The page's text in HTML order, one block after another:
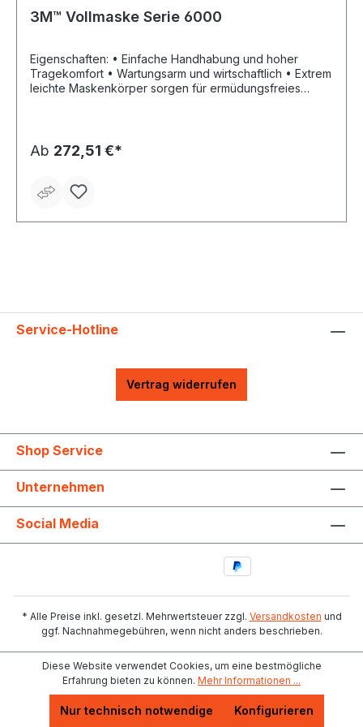
3M™ Vollmaske Serie 6000
Eigenschaften: • Einfache Handhabung und hoher
Tragekomfort • Wartungsarm und wirtschaftlich • Extrem
leichte Maskenkörper sorgen für ermüdungsfreies
Gewichtsverteilung • Breites Filtersortiment für vielfältige
Einsatzbereiche • Kompatibel – damit Sie flexibel
Vollmaske Silikon mit Sichtscheibe und Bändern, ohne
Ab 272,51 €*
Service-Hotline
Vertrag widerrufen
Shop Service
Unternehmen
Social Media
* Alle Preise inkl. gesetzl. Mehrwertsteuer zzgl. Versandkosten und
ggf. Nachnahmegebühren, wenn nicht anders beschrieben.
Diese Website verwendet Cookies, um eine bestmögliche
Erfahrung bieten zu können. Mehr Informationen ...
Nur technisch notwendige Konfigurieren